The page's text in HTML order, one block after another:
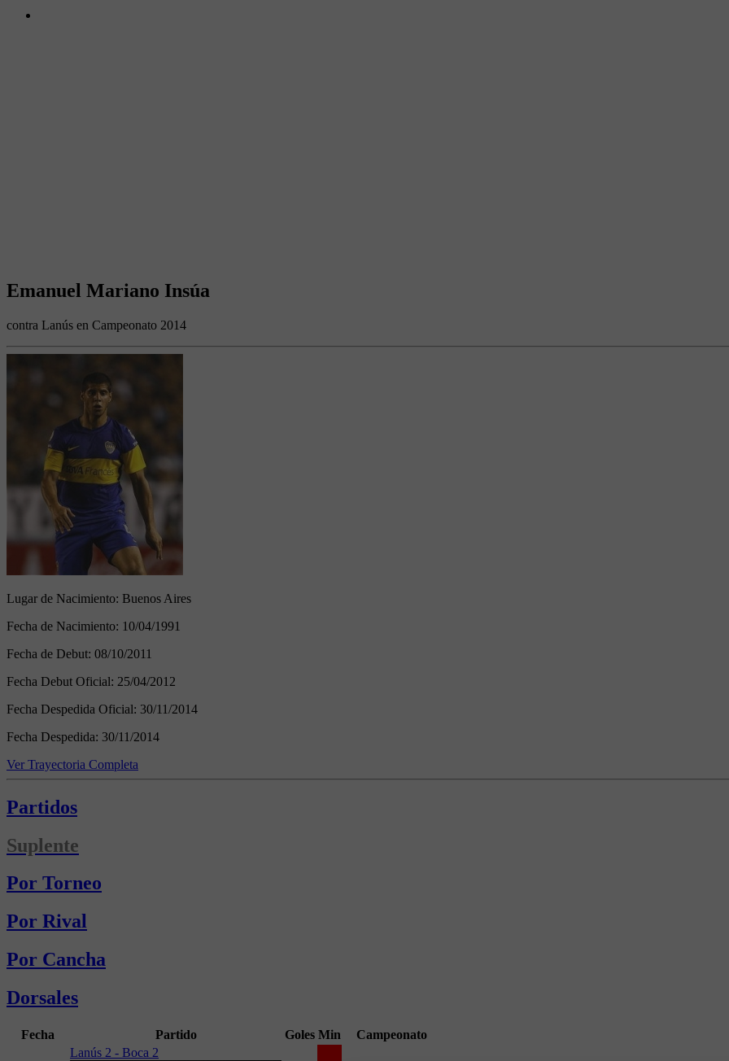
Emanuel Mariano Insúa
contra Lanús en Campeonato 2014
Lugar de Nacimiento: Buenos Aires
Fecha de Nacimiento: 10/04/1991
Fecha de Debut: 08/10/2011
Fecha Debut Oficial: 25/04/2012
Fecha Despedida Oficial: 30/11/2014
Fecha Despedida: 30/11/2014
Ver Trayectoria Completa
Partidos
Suplente
Por Torneo
Por Rival
Por Cancha
Dorsales
Fecha Partido Goles Min Campeonato
Lanús 2 - Boca 2